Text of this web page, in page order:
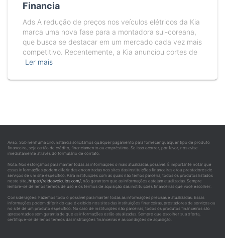
Financia
Ads A redução de preços nos veículos elétricos da Kia
marca uma nova fase para a montadora sul-coreana,
que busca se destacar em um mercado cada vez mais
competitivo. Recentemente, a Kia anunciou cortes de
Ler mais
Aviso: Sob nenhuma circunstância solicitamos qualquer pagamento para fornecer qualquer tipo de produto
financeiro, seja cartão de crédito, financiamento ou empréstimo. Se isso ocorrer, por favor, nos avise
imediatamente através do formulário de contato.
Nota: Nos esforçamos para manter todas as informações o mais atualizadas possível. É importante notar que
essas informações podem diferir das encontradas nos sites das instituições financeiras e/ou prestadores de
serviços de um site específico. Para instituições com as quais não temos parceria, todos os produtos listados
neste site, https://reidosveiculos.com/, não garantem que as informações estejam atualizadas. Sempre
lembre-se de ler os termos de uso e os termos de aquisição das instituições financeiras que você escolher.
Considerações: Fazemos todo o possível para manter todas as informações precisas e atualizadas. Essas
informações podem diferir do que é exibido nos sites das instituições financeiras, prestadores de serviços ou
no site de um produto específico. No caso de instituições não parceiras, todos os produtos financeiros são
apresentados sem garantia de que as informações estão atualizadas. Sempre que escolher sua oferta,
certifique-se de ler os termos das instituições financeiras e as condições de aquisição.